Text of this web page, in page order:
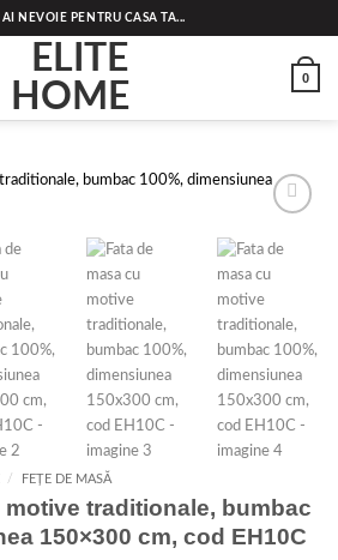
AI NEVOIE PENTRU CASA TA...
0
wishlist
/ FEȚE DE MASĂ
motive traditionale, bumbac
150×300 cm, cod EH10C